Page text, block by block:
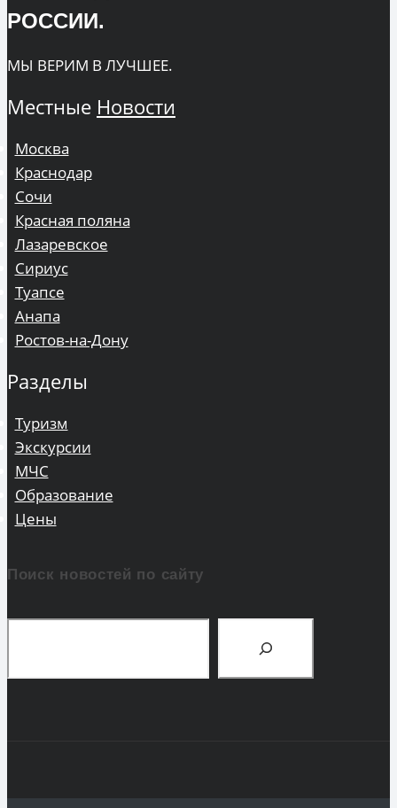
РОССИИ.
МЫ ВЕРИМ В ЛУЧШЕЕ.
Местные Новости
Москва
Краснодар
Сочи
Красная поляна
Лазаревское
Сириус
Туапсе
Анапа
Ростов-на-Дону
Разделы
Туризм
Экскурсии
МЧС
Образование
Цены
Поиск новостей по сайту